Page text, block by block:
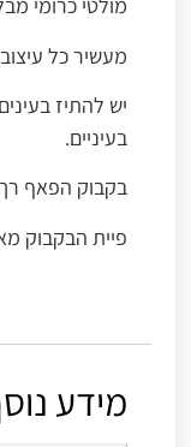
מולטי כרומי
מעשיר כל
יש להתיז
בעיניים.
בקבוק הפאף רך
פיית הבקבוק
מידע